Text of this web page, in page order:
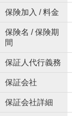
保険加入 / 料金
保険名 / 保険期
間
保証人代行義務
保証会社
保証会社詳細